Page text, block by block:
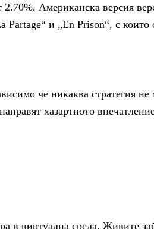
Американска версия
и „En Prison“, с
че никаква стратегия
хазартното
в виртуална среда. Живите